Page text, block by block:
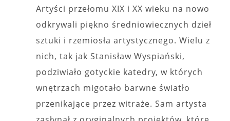
Artyści przełomu XIX i XX wieku na nowo
odkrywali piękno średniowiecznych dzieł
sztuki i rzemiosła artystycznego. Wielu z
nich, tak jak Stanisław Wyspiański,
podziwiało gotyckie katedry, w których
wnętrzach migotało barwne światło
przenikające przez witraże. Sam artysta